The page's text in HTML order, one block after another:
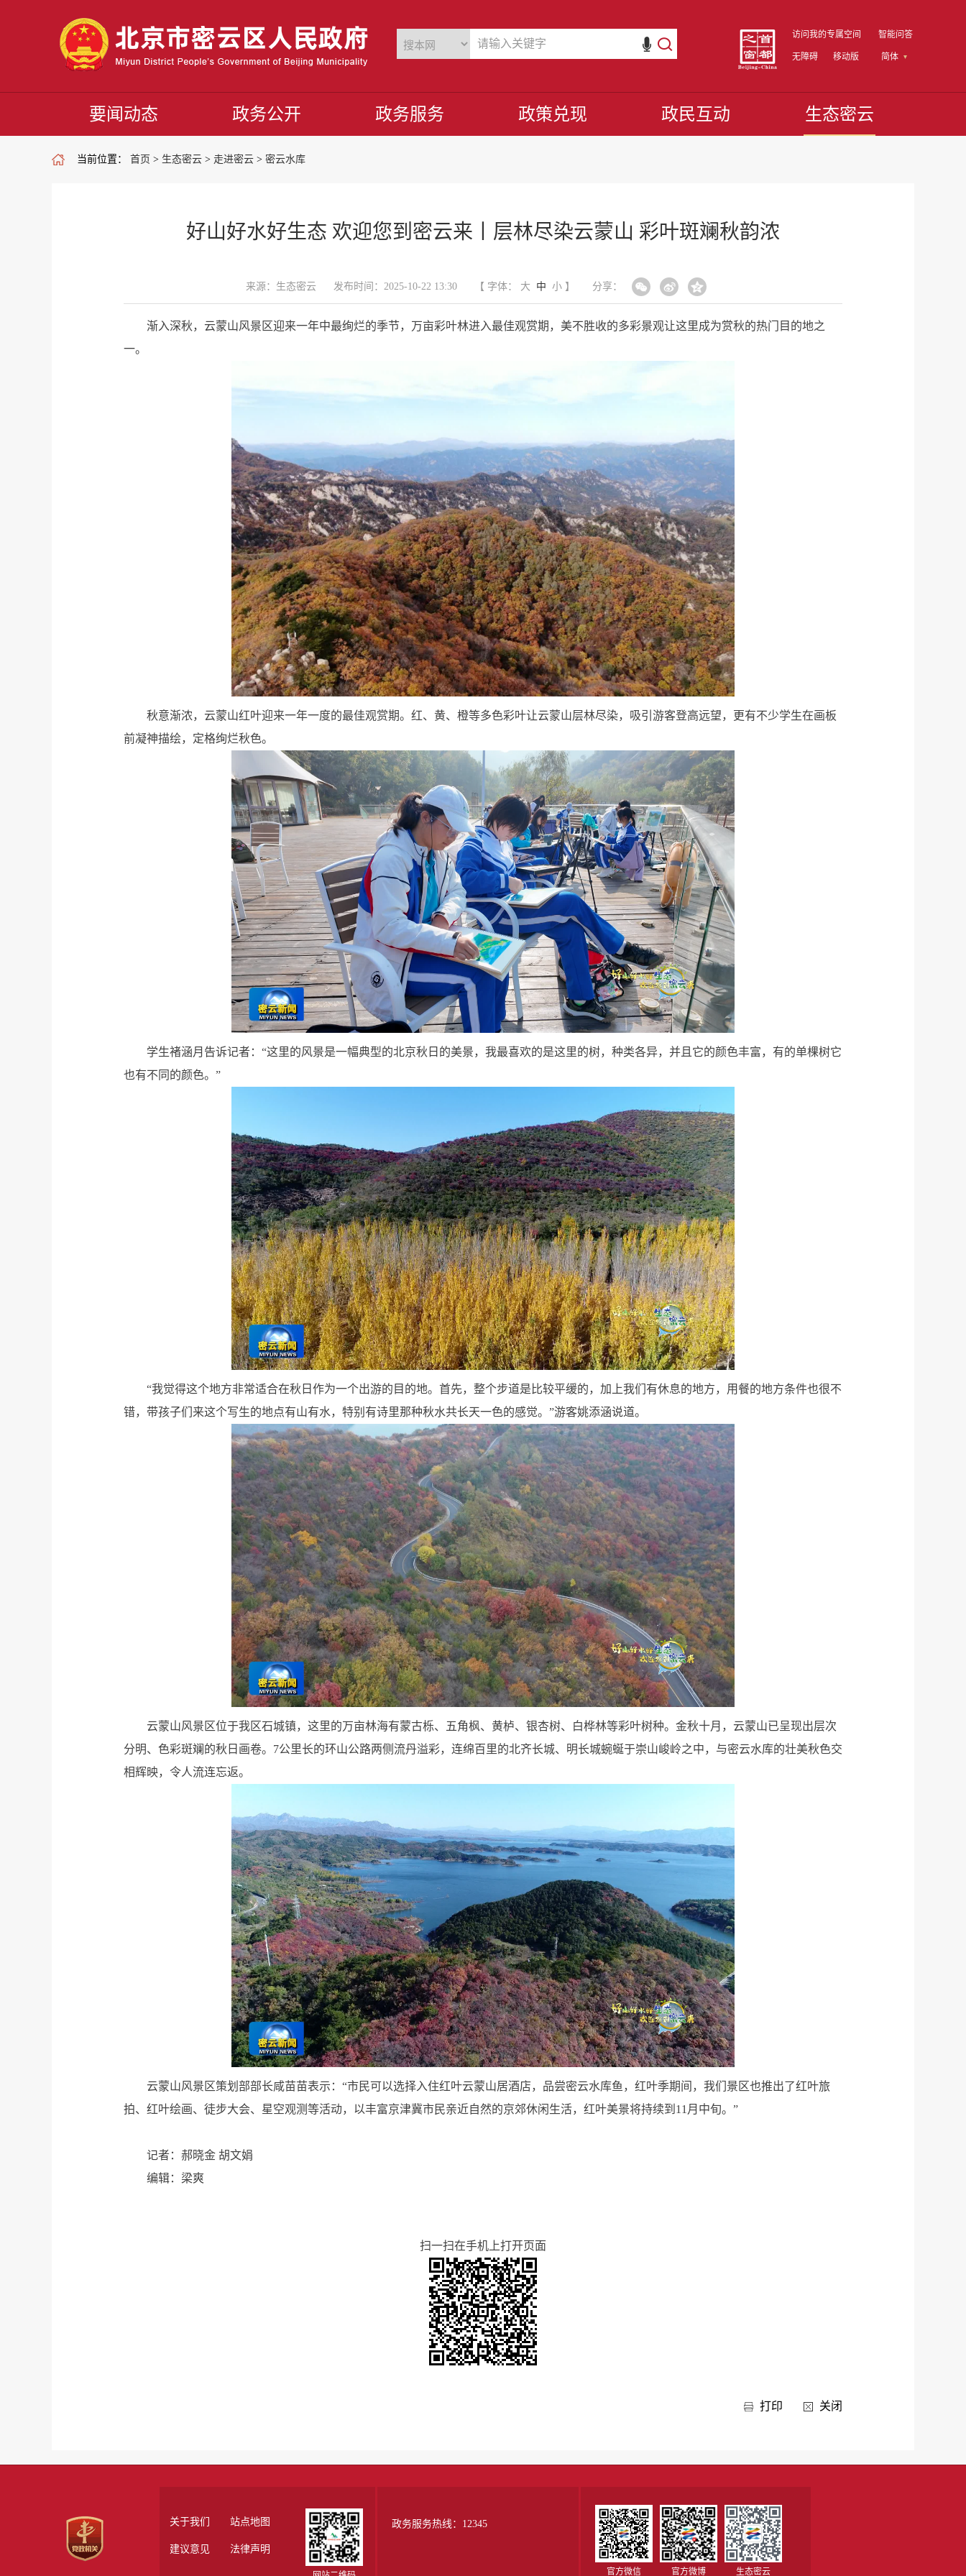
访问我的专属空间 智能问答
无障碍 移动版 简体
要闻动态 政务公开 政务服务 政策兑现 政民互动 生态密云
当前位置： 首页 > 生态密云 > 走进密云 > 密云水库
好山好水好生态 欢迎您到密云来丨层林尽染云蒙山 彩叶斑斓秋韵浓
来源：生态密云 发布时间：2025-10-22 13:30 【 字体： 大 中 小】 分享：
渐入深秋，云蒙山风景区迎来一年中最绚烂的季节，万亩彩叶林进入最佳观赏期，美不胜收的多彩景观让这里成为赏秋的热门目的地之
一。
秋意渐浓，云蒙山红叶迎来一年一度的最佳观赏期。红、黄、橙等多色彩叶让云蒙山层林尽染，吸引游客登高远望，更有不少学生在画板
前凝神描绘，定格绚烂秋色。
学生褚涵月告诉记者：“这里的风景是一幅典型的北京秋日的美景，我最喜欢的是这里的树，种类各异，并且它的颜色丰富，有的单棵树它
也有不同的颜色。”
“我觉得这个地方非常适合在秋日作为一个出游的目的地。首先，整个步道是比较平缓的，加上我们有休息的地方，用餐的地方条件也很不
错，带孩子们来这个写生的地点有山有水，特别有诗里那种秋水共长天一色的感觉。”游客姚添涵说道。
云蒙山风景区位于我区石城镇，这里的万亩林海有蒙古栎、五角枫、黄栌、银杏树、白桦林等彩叶树种。金秋十月，云蒙山已呈现出层次
分明、色彩斑斓的秋日画卷。7公里长的环山公路两侧流丹溢彩，连绵百里的北齐长城、明长城蜿蜒于崇山峻岭之中，与密云水库的壮美秋色交
相辉映，令人流连忘返。
云蒙山风景区策划部部长咸苗苗表示：“市民可以选择入住红叶云蒙山居酒店，品尝密云水库鱼，红叶季期间，我们景区也推出了红叶旅
拍、红叶绘画、徒步大会、星空观测等活动，以丰富京津冀市民亲近自然的京郊休闲生活，红叶美景将持续到11月中旬。”
记者：郝晓金 胡文娟
编辑：梁爽
扫一扫在手机上打开页面
打印 关闭
关于我们 站点地图
建议意见 法律声明
政务服务热线：12345
官方微信 官方微博 生态密云